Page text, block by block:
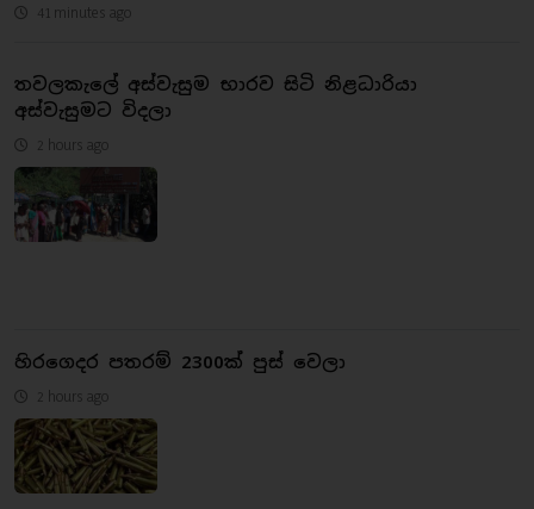
41 minutes ago
තවලකැලේ අස්වැසුම භාරව සිටි නිළධාරියා
අස්වැසුමට විදලා
2 hours ago
හිරගෙදර පතරම් 2300ක් පුස් වෙලා
2 hours ago